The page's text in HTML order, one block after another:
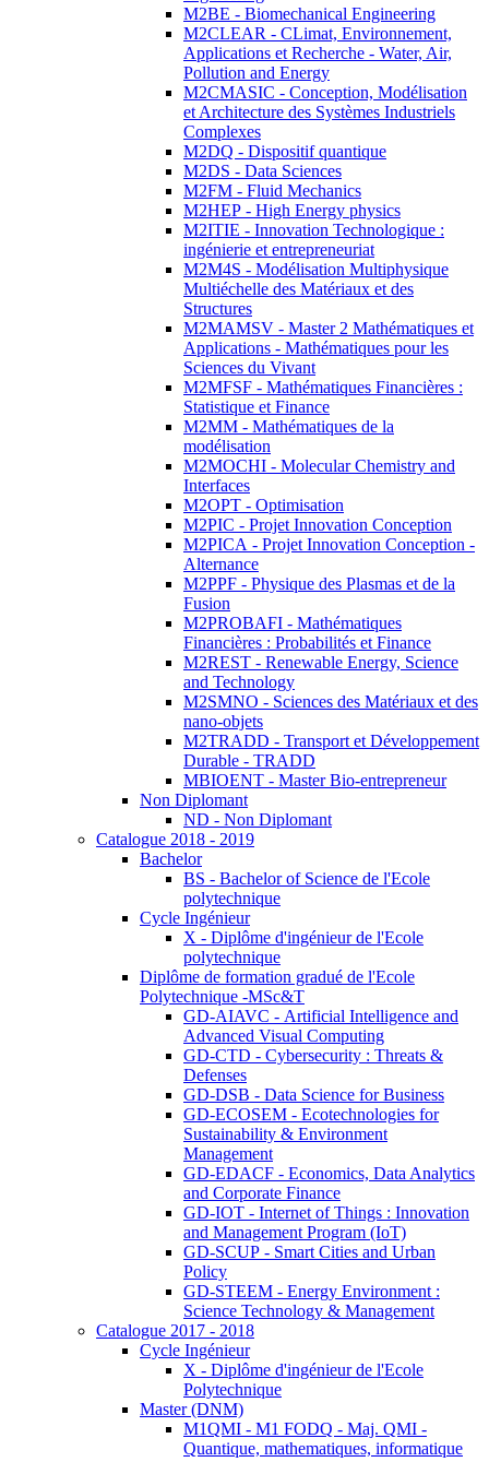
M2BE - Biomechanical Engineering
M2CLEAR - CLimat, Environnement,
Applications et Recherche - Water, Air,
Pollution and Energy
M2CMASIC - Conception, Modélisation
et Architecture des Systèmes Industriels
Complexes
M2DQ - Dispositif quantique
M2DS - Data Sciences
M2FM - Fluid Mechanics
M2HEP - High Energy physics
M2ITIE - Innovation Technologique :
ingénierie et entrepreneuriat
M2M4S - Modélisation Multiphysique
Multiéchelle des Matériaux et des
Structures
M2MAMSV - Master 2 Mathématiques et
Applications - Mathématiques pour les
Sciences du Vivant
M2MFSF - Mathématiques Financières :
Statistique et Finance
M2MM - Mathématiques de la
modélisation
M2MOCHI - Molecular Chemistry and
Interfaces
M2OPT - Optimisation
M2PIC - Projet Innovation Conception
M2PICA - Projet Innovation Conception -
Alternance
M2PPF - Physique des Plasmas et de la
Fusion
M2PROBAFI - Mathématiques
Financières : Probabilités et Finance
M2REST - Renewable Energy, Science
and Technology
M2SMNO - Sciences des Matériaux et des
nano-objets
M2TRADD - Transport et Développement
Durable - TRADD
MBIOENT - Master Bio-entrepreneur
Non Diplomant
ND - Non Diplomant
Catalogue 2018 - 2019
Bachelor
BS - Bachelor of Science de l'Ecole
polytechnique
Cycle Ingénieur
X - Diplôme d'ingénieur de l'Ecole
polytechnique
Diplôme de formation gradué de l'Ecole
Polytechnique -MSc&T
GD-AIAVC - Artificial Intelligence and
Advanced Visual Computing
GD-CTD - Cybersecurity : Threats &
Defenses
GD-DSB - Data Science for Business
GD-ECOSEM - Ecotechnologies for
Sustainability & Environment
Management
GD-EDACF - Economics, Data Analytics
and Corporate Finance
GD-IOT - Internet of Things : Innovation
and Management Program (IoT)
GD-SCUP - Smart Cities and Urban
Policy
GD-STEEM - Energy Environment :
Science Technology & Management
Catalogue 2017 - 2018
Cycle Ingénieur
X - Diplôme d'ingénieur de l'Ecole
Polytechnique
Master (DNM)
M1QMI - M1 FODQ - Maj. QMI -
Quantique, mathematiques, informatique